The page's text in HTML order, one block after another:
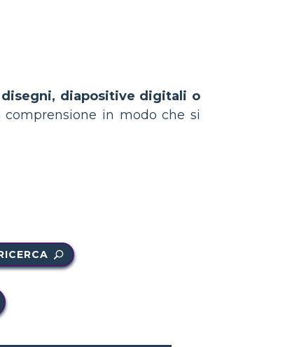
disegni, diapositive digitali o
in modo che si